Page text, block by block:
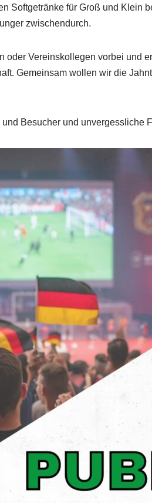
Softgetränke für Groß und Klein
zwischendurch.
oder Vereinskollegen vorbei und
Gemeinsam wollen wir die
Besucher und unvergessliche